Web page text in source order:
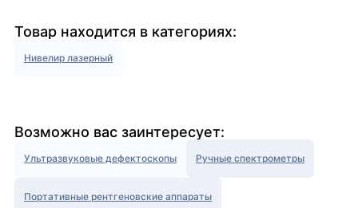
Товар находится в категориях:
Нивелир лазерный
Возможно вас заинтересует:
Ультразвуковые дефектоскопы Ручные спектрометры
Портативные рентгеновские аппараты